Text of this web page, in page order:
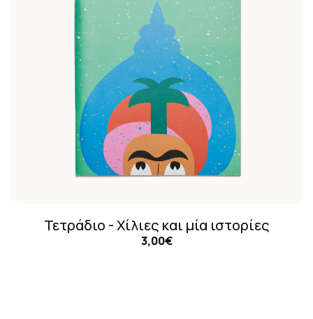
Τετράδιο - Χίλιες και μία ιστορίες
3,00€